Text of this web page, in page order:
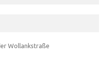
Wollankstraße